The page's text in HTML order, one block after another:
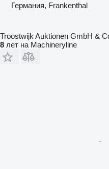
Германия, Frankenthal
Troostwijk Auktionen GmbH &
8 лет на Machineryline